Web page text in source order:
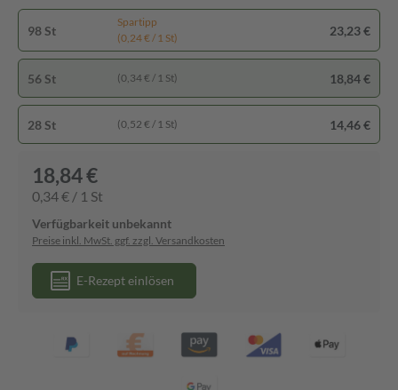
98 St
Spartipp
(0,24 € / 1 St)
23,23 €
56 St (0,34 € / 1 St) 18,84 €
28 St (0,52 € / 1 St) 14,46 €
18,84 €
0,34 € / 1 St
Verfügbarkeit unbekannt
Preise inkl. MwSt. ggf. zzgl. Versandkosten
E-Rezept einlösen